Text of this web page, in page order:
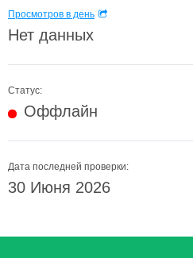
Просмотров в день
Нет данных
Статус:
Оффлайн
Дата последней проверки:
30 Июня 2026